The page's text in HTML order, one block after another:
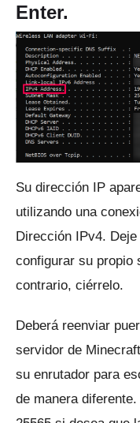
Enter.
Su dirección IP
utilizando una
Dirección IPv4.
configurar su propio
contrario, ciérrelo.
Deberá reenviar
servidor de
su enrutador para
de manera diferente.